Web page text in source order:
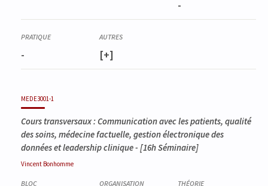
-
- [+]
MEDE3001-1
Cours transversaux : Communication avec les patients, qualité
des soins, médecine factuelle, gestion électronique des
données et leadership clinique- [16h Séminaire]
Vincent Bonhomme